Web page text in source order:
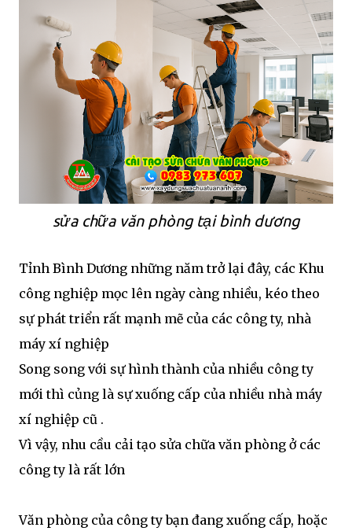
sửa chữa văn phòng tại bình dương
Tỉnh Bình Dương những năm trở lại đây, các Khu
công nghiệp mọc lên ngày càng nhiều, kéo theo
sự phát triển rất mạnh mẽ của các công ty, nhà
máy xí nghiệp
Song song với sự hình thành của nhiều công ty
mới thì củng là sự xuống cấp của nhiều nhà máy
xí nghiệp cũ .
Vì vậy, nhu cầu cải tạo sửa chữa văn phòng ở các
công ty là rất lớn
Văn phòng của công ty bạn đang xuống cấp, hoặc